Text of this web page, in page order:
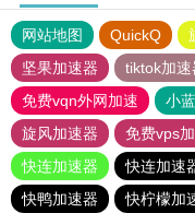
网站地图 QuickQ
坚果加速器
tiktok加速
免费vqn外网加速
小
旋风加速器
免费vps
快连加速器
快连加速
快鸭加速器
快柠檬加